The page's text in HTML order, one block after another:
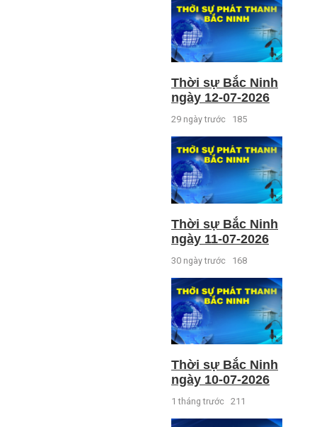
Thời sự Bắc Ninh
ngày 12-07-2026
29 ngày trước 185
Thời sự Bắc Ninh
ngày 11-07-2026
30 ngày trước 168
Thời sự Bắc Ninh
ngày 10-07-2026
1 tháng trước 211